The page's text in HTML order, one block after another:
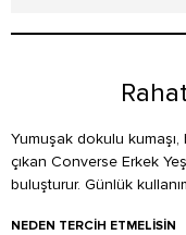
Yumuşak dokulu
çıkan Converse Erkek
buluşturur. Günlük
NEDEN TERCIH ETMELISIN